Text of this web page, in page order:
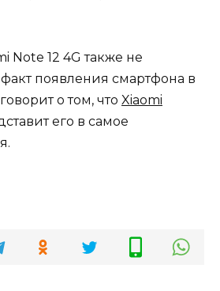
Note 12 4G также не
появления смартфона в
о том, что Xiaomi
его в самое